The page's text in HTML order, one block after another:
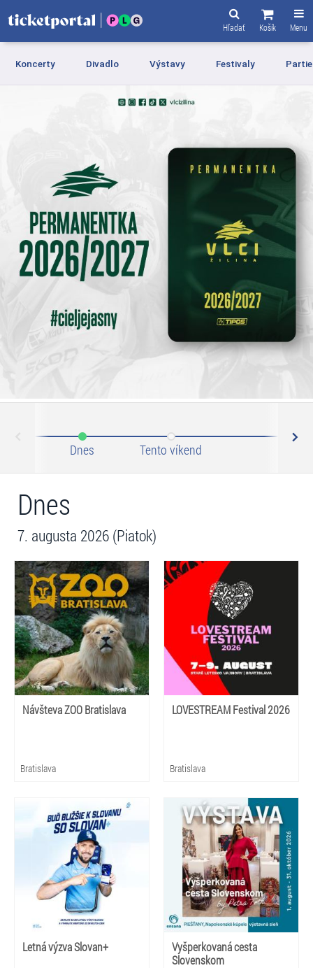
Menu
Košík
Hľadať
Koncerty Divadlo Výstavy Festivaly
Dnes Tento víkend
Dnes
7. augusta 2026 (Piatok)
Návšteva ZOO Bratislava
Bratislava
LOVESTREAM Festival 2026
Bratislava
Letná výzva Slovan+
Vyšperkovaná cesta
Slovenskom